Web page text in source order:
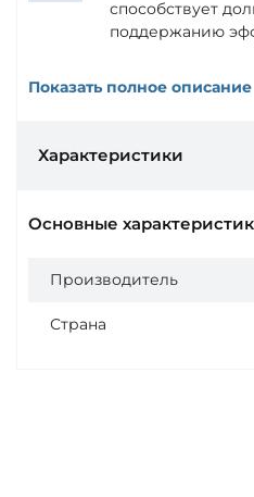
способствует
поддержанию
Показать полное описание
Характеристики
Основные
Производитель
Страна